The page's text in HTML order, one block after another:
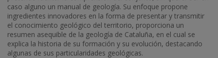
caso alguno un manual de geología. Su enfoque propone
ingredientes innovadores en la forma de presentar y transmitir
el conocimiento geológico del territorio, proporciona un
resumen asequible de la geología de Cataluña, en el cual se
explica la historia de su formación y su evolución, destacando
algunas de sus particularidades geológicas.